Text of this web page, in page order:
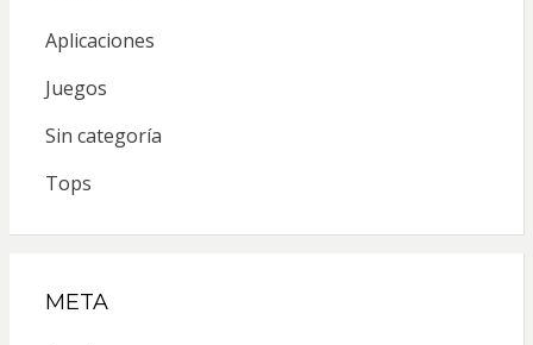
Aplicaciones
Juegos
Sin categoría
Tops
META